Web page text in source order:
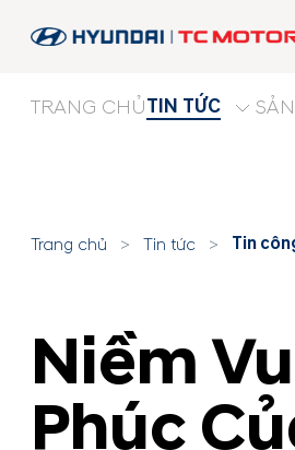
TRANG CHỦTIN TỨC
Trang chủ > Tin tức > Tin
Niềm
Phúc